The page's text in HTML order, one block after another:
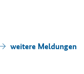
wei­te­re Mel­dun­gen